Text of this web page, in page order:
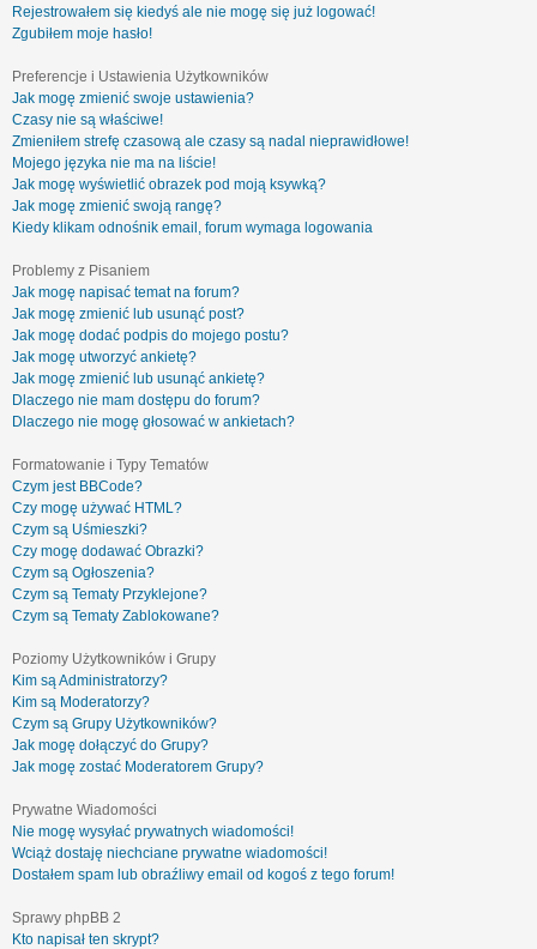
Rejestrowałem się kiedyś ale nie mogę się już logować!
Zgubiłem moje hasło!
Preferencje i Ustawienia Użytkowników
Jak mogę zmienić swoje ustawienia?
Czasy nie są właściwe!
Zmieniłem strefę czasową ale czasy są nadal nieprawidłowe!
Mojego języka nie ma na liście!
Jak mogę wyświetlić obrazek pod moją ksywką?
Jak mogę zmienić swoją rangę?
Kiedy klikam odnośnik email, forum wymaga logowania
Problemy z Pisaniem
Jak mogę napisać temat na forum?
Jak mogę zmienić lub usunąć post?
Jak mogę dodać podpis do mojego postu?
Jak mogę utworzyć ankietę?
Jak mogę zmienić lub usunąć ankietę?
Dlaczego nie mam dostępu do forum?
Dlaczego nie mogę głosować w ankietach?
Formatowanie i Typy Tematów
Czym jest BBCode?
Czy mogę używać HTML?
Czym są Uśmieszki?
Czy mogę dodawać Obrazki?
Czym są Ogłoszenia?
Czym są Tematy Przyklejone?
Czym są Tematy Zablokowane?
Poziomy Użytkowników i Grupy
Kim są Administratorzy?
Kim są Moderatorzy?
Czym są Grupy Użytkowników?
Jak mogę dołączyć do Grupy?
Jak mogę zostać Moderatorem Grupy?
Prywatne Wiadomości
Nie mogę wysyłać prywatnych wiadomości!
Wciąż dostaję niechciane prywatne wiadomości!
Dostałem spam lub obraźliwy email od kogoś z tego forum!
Sprawy phpBB 2
Kto napisał ten skrypt?